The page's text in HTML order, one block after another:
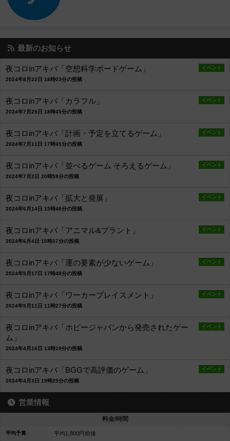
最新のお知らせ
イベント
夜コロinアキバ「空想科学ボードゲーム」
2024年8月22日 18時03分の投稿
イベント
夜コロinアキバ「カラフル」
2024年7月25日 18時45分の投稿
イベント
夜コロinアキバ「計画・予定を立てるゲーム」
2024年7月11日 17時45分の投稿
イベント
夜コロinアキバ「並べるゲーム そろえるゲーム」
2024年7月2日 20時59分の投稿
イベント
夜コロinアキバ「拡大と発展」
2024年6月14日 15時48分の投稿
イベント
夜コロinアキバ「アニマル&プラント」
2024年6月4日 15時37分の投稿
イベント
夜コロinアキバ「運の要素が少ないゲーム」
2024年5月17日 17時48分の投稿
イベント
夜コロinアキバ「ワーカープレイスメント」
2024年5月11日 11時27分の投稿
イベント
夜コロinアキバ「ホビージャパンから発売されたゲー
ム」
2024年4月16日 13時19分の投稿
イベント
夜コロinアキバ「BGGで高評価のゲーム」
2024年4月3日 19時25分の投稿
営業情報
料金/時間
平均予算 平均1,800円前後